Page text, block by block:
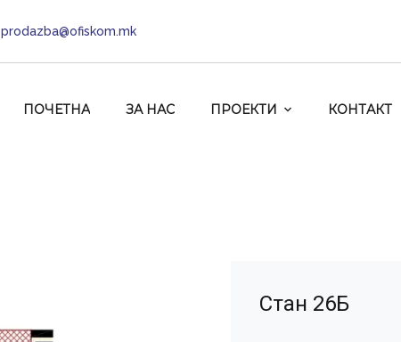
prodazba@ofiskom.mk
ПОЧЕТНА ЗА НАС ПРОЕКТИ КОНТАКТ
Стан 26Б